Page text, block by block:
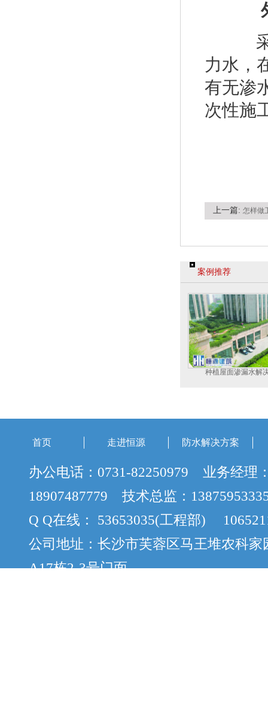
外
采
力水，
有无渗
次性施
上一篇: 怎样做
案例推荐
种植屋面渗漏水解
首页 走进恒源 防水解决方案
办公电话：0731-82250979 业务经理
18907487779 技术总监：
Q Q在线： 53653035(工程部)
公司地址：长沙市芙蓉区马王堆农科家
A17栋2-3号门面